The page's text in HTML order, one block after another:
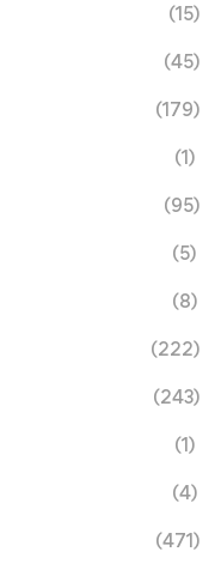
(15)
(45)
(179)
(1)
(95)
(5)
(8)
(222)
(243)
(1)
(4)
(471)